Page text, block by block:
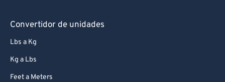
Convertidor de unidades
Lbs a Kg
Kg a Lbs
Feet a Meters